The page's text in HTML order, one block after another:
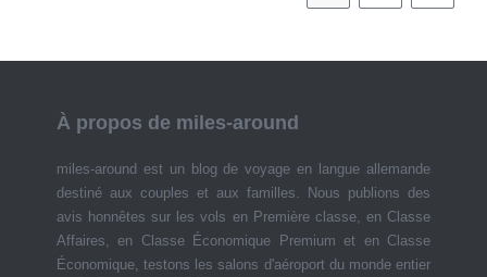
À propos de miles-around
miles-around est un blog de voyage en langue allemande
destiné aux couples et aux familles. Nous publions des
avis honnêtes sur les vols en Première classe, en Classe
Affaires, en Classe Économique Premium et en Classe
Économique, testons les salons d'aéroport du monde entier